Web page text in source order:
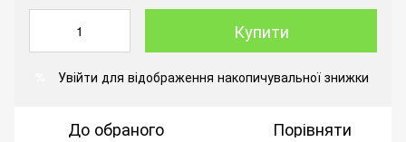
Купити
Увійти для відображення накопичувальної знижки
До обраного Порівняти